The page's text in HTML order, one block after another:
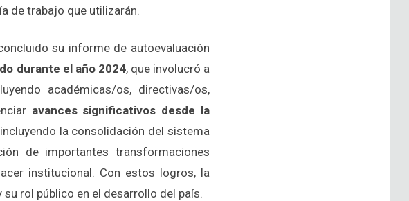
de trabajo que utilizarán.
su informe de autoevaluación
durante el año 2024, que involucró a
académicas/os, directivas/os,
avances significativos desde la
la consolidación del sistema
de importantes transformaciones
institucional. Con estos logros, la
rol público en el desarrollo del país.